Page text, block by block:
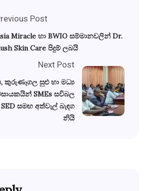
Post
Miracle හා BWIO සම්මානවලින් Dr.
Skin Care පිදුම් ලබයි
Next Post
කුරුණෑගල සුළු හා මධ්‍ය
SMEs සවිබල
සමඟ අත්වැල් බැඳග
නියි